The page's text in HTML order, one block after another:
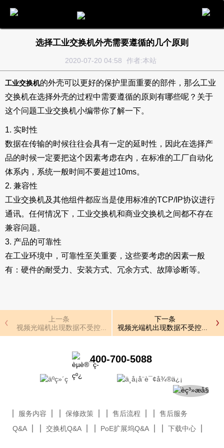
选择工业交换机外壳需要遵循的几个原则
2020-07-20 04:58 作者:本站
工业交换机的外壳可以更好的保护里面重要的部件，那么工业
交换机在选择外壳的过程中需要遵循的原则有哪些呢？关于
这个问题工业交换机小编带你了解一下。
1. 实时性
数据在传输的时候往往会具有一定的延时性，因此在选择产
品的时候一定要把这个因素考虑在内，在标准的工厂自动化
体系内，系统一般时间不要超过10ms。
2. 兼容性
工业交换机及其他组件都应当是使用标准的TCP/IP协议进行
通讯。任何情况下，工业交换机和商业交换机之间都不存在
兼容问题。
3. 产品的可靠性
在工业环境中，可靠性至关重要，这些要考虑的因素一般
有：硬件的耐受力、安装方式、冗余方式、故障诊断等。
上一条
视频光端机出现数据不受控制的原因
下一条
视频光端机出现数据不受控制的原
400-700-5088
服务内容 保修政策 售后流程
售后服务
Q&A
交换机Q&A PoE扩展坞Q&A 下载中心
电话 留言